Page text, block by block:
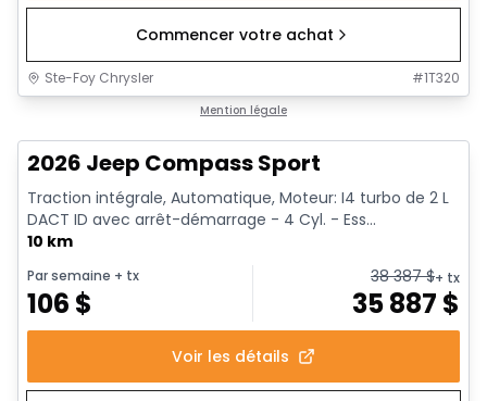
Commencer votre achat
Ste-Foy Chrysler #1T320
Mention légale
2026 Jeep Compass Sport
Traction intégrale, Automatique, Moteur: I4 turbo de 2 L
DACT ID avec arrêt-démarrage - 4 Cyl. - Ess...
10 km
Par semaine + tx
106 $
38 387$+ tx
35 887 $
Voir les détails